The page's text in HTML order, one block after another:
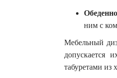
ним с
Мебельный
допускается
табуретами из